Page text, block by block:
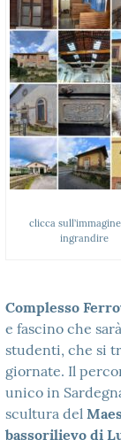
clicca
ingrandire
Complesso
e fascino che
studenti, che si
giornate. Il
unico in
scultura del
bassorilievo di